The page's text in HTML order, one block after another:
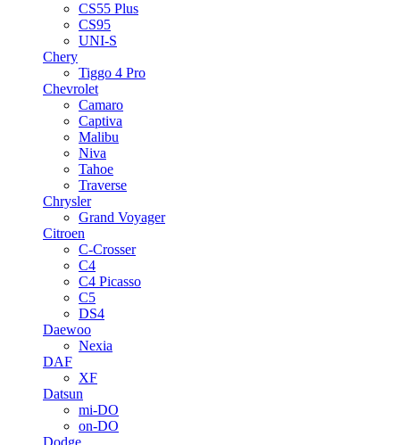
CS55 Plus
CS95
UNI-S
Chery
Tiggo 4 Pro
Chevrolet
Camaro
Captiva
Malibu
Niva
Tahoe
Traverse
Chrysler
Grand Voyager
Citroen
C-Crosser
C4
C4 Picasso
C5
DS4
Daewoo
Nexia
DAF
XF
Datsun
mi-DO
on-DO
Dodge